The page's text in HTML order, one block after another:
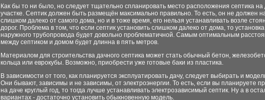
Как бы то ни было, но следует тщательно спланировать место расположения септика на
участке. Септик должен быть размещён максимально правильно. То есть, он не должен
слишком далеко от самого дома, но и в тоже время, его нельзя устанавливать возле
дорог. Проблема в том, что если септик установить слишком далеко от дома, то установка
наружного трубопровода будет довольно проблематичной. Самым оптимальным
между септиком и домом будет длинна в пять метров.
Материалом для строительства дачного септика может стать обычный бетон,
кольца или еврокубы. Возможно, приобрести уже готовые баки из пластика.
В зависимости от того, как планируется эксплуатировать дачу, следует выбирать и
Они бывают, зависимы и не зависимы, от электроэнергии. То есть, если вы планируете
на даче круглый год, то тогда лучше устанавливать электрозависимый септик. Ну а в
вариантах - достаточно установить обыкновенную модель.